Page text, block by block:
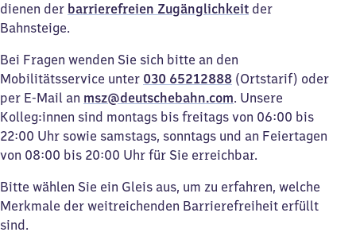
dienen der barrierefreien Zugänglichkeit der
Bahnsteige.
Bei Fragen wenden Sie sich bitte an den
Mobilitätsservice unter 030 65212888 (Ortstarif) oder
per E-Mail an msz@deutschebahn.com. Unsere
Kolleg:innen sind montags bis freitags von 06:00 bis
22:00 Uhr sowie samstags, sonntags und an Feiertagen
von 08:00 bis 20:00 Uhr für Sie erreichbar.
Bitte wählen Sie ein Gleis aus, um zu erfahren, welche
Merkmale der weitreichenden Barrierefreiheit erfüllt
sind.